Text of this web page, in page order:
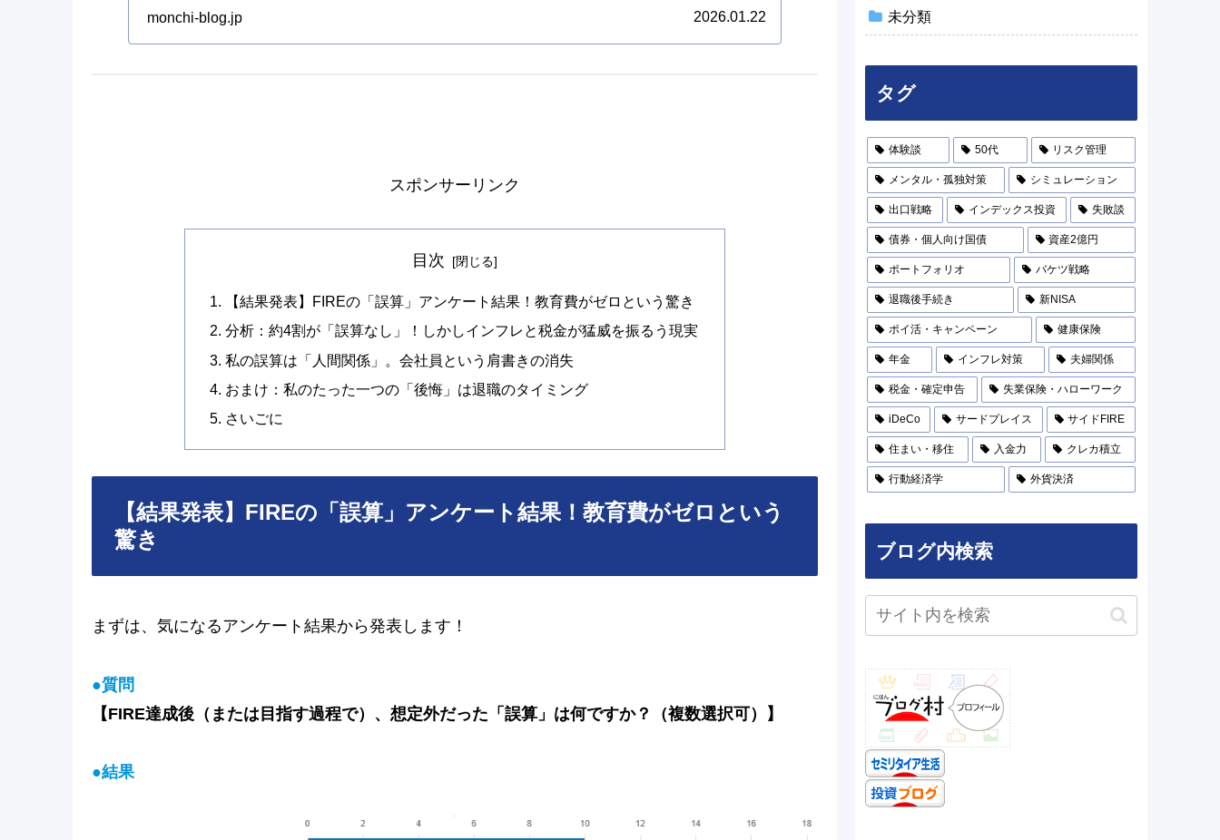
monchi-blog.jp 2026.01.22
スポンサーリンク
目次
【結果発表】FIREの「誤算」アンケート結果！教育費がゼロという驚き
分析：約4割が「誤算なし」！しかしインフレと税金が猛威を振るう現実
私の誤算は「人間関係」。会社員という肩書きの消失
おまけ：私のたった一つの「後悔」は退職のタイミング
さいごに
【結果発表】FIREの「誤算」アンケート結果！教育費がゼロという
驚き
まずは、気になるアンケート結果から発表します！
●質問
【FIRE達成後（または目指す過程で）、想定外だった「誤算」は何ですか？（複数選択可）】
●結果
未分類
タグ
体験談 50代 リスク管理
メンタル・孤独対策 シミュレーション
出口戦略 インデックス投資 失敗談
債券・個人向け国債 資産2億円
ポートフォリオ バケツ戦略
退職後手続き 新NISA
ポイ活・キャンペーン 健康保険
年金 インフレ対策 夫婦関係
税金・確定申告 失業保険・ハローワーク
iDeCo サードプレイス サイドFIRE
住まい・移住 入金力 クレカ積立
行動経済学 外貨決済
ブログ内検索